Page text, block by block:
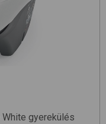
White gyerekülés